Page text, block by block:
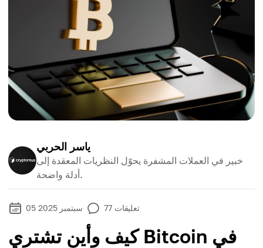
ياسر الحربي
خبير في العملات المشفرة يحوّل النظريات المعقدة إلى
أدلة واضحة.
05 سبتمبر 2025 77 تعليقات
كيف وأين تشتري Bitcoin في